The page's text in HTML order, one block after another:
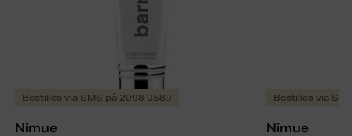
Bestilles via SMS på 2098 9589
Nimue
Bestilles via
Nimue